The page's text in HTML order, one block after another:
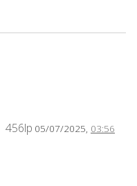
456lp 05/07/2025, 03:56